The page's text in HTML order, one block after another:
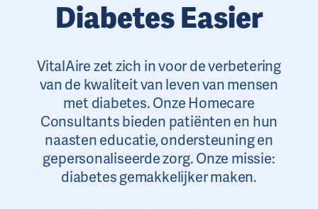
Diabetes Easier
VitalAire zet zich in voor de verbetering
van de kwaliteit van leven van mensen
met diabetes. Onze Homecare
Consultants bieden patiënten en hun
naasten educatie, ondersteuning en
gepersonaliseerde zorg. Onze missie:
diabetes gemakkelijker maken.